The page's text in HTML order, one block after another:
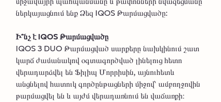
ներկայացնում ենք Ձեզ IQOS Թարմացվածը:
Ի՞նչ է IQOS Թարմացվածը
IQOS 3 DUO Թարմացված սարքերը նախկինում շատ
կարճ ժամանակով օգտագործված լինելուց հետո
վերադարձվել են Ֆիլիպ Մորրիսին, այնուհետև
անցնելով հատուկ գործընթացների միջով՝ ամբողջովին
թարմացվել են և այժմ վերադառնում են վաճառքի։